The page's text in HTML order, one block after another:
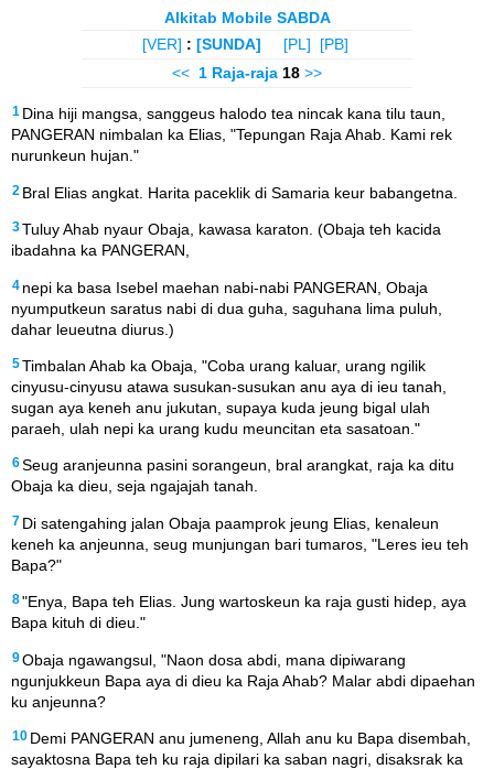
Alkitab Mobile SABDA
[VER] : [SUNDA] [PL]
[PB]
<< 1 Raja-raja 18 >>
1 Dina hiji mangsa, sanggeus halodo tea nincak kana tilu taun,
PANGERAN nimbalan ka Elias, "Tepungan Raja Ahab. Kami rek
nurunkeun hujan."
2 Bral Elias angkat. Harita paceklik di Samaria keur babangetna.
3Tuluy Ahab nyaur Obaja, kawasa karaton. (Obaja teh kacida
ibadahna ka PANGERAN,
4 nepi ka basa Isebel maehan nabi-nabi PANGERAN, Obaja
nyumputkeun saratus nabi di dua guha, saguhana lima puluh,
dahar leueutna diurus.)
5Timbalan Ahab ka Obaja, "Coba urang kaluar, urang ngilik
cinyusu-cinyusu atawa susukan-susukan anu aya di ieu tanah,
sugan aya keneh anu jukutan, supaya kuda jeung bigal ulah
paraeh, ulah nepi ka urang kudu meuncitan eta sasatoan."
6Seug aranjeunna pasini sorangeun, bral arangkat, raja ka ditu
Obaja ka dieu, seja ngajajah tanah.
7 Di satengahing jalan Obaja paamprok jeung Elias, kenaleun
keneh ka anjeunna, seug munjungan bari tumaros, "Leres ieu teh
Bapa?"
8"Enya, Bapa teh Elias. Jung wartoskeun ka raja gusti hidep, aya
Bapa kituh di dieu."
9Obaja ngawangsul, "Naon dosa abdi, mana dipiwarang
ngunjukkeun Bapa aya di dieu ka Raja Ahab? Malar abdi dipaehan
ku anjeunna?
10 Demi PANGERAN anu jumeneng, Allah anu ku Bapa disembah,
sayaktosna Bapa teh ku raja dipilari ka saban nagri, disaksrak ka